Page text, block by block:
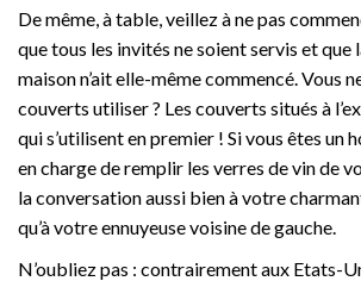
De même, à table, veillez à ne pas
que tous les invités ne soient servis et que
maison n’ait elle-même commencé. Vous
couverts utiliser ? Les couverts situés à
qui s’utilisent en premier ! Si vous êtes un
en charge de remplir les verres de vin de
la conversation aussi bien à votre
qu’à votre ennuyeuse voisine de gauche.
N’oubliez pas : contrairement aux Etats-